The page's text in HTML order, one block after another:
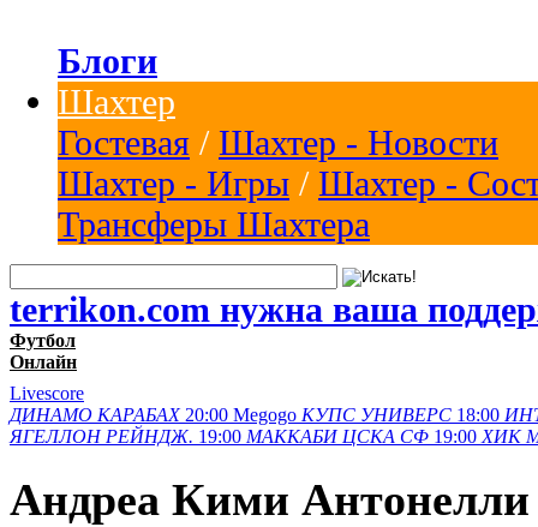
Блоги
Шахтер
Гостевая / Шахтер - Новости
Шахтер - Игры / Шахтер -
Трансферы Шахтера
terrikon.com нужна ваша
Футбол
Онлайн
Livescore
ДИНАМО КАРАБАХ 20:00 Megogo КУПС УНИВЕРС 18:00
ЯГЕЛЛОН РЕЙНДЖ. 19:00 МАККАБИ ЦСКА СФ 19:00 ХИК
Андреа Кими Антонелли